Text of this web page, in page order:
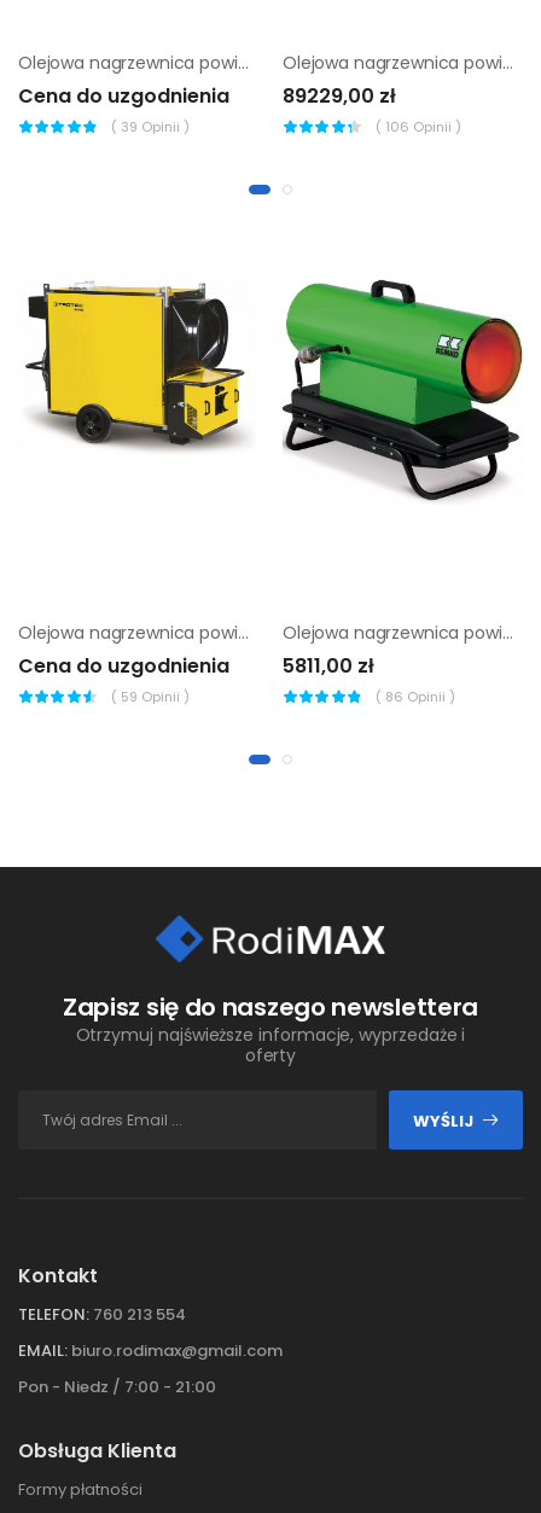
Olejowa nagrzewnica powietrza Trotec IDS 45
Cena do uzgodnienia
( 39 Opinii )
Olejowa nagrzewnica powietrza Remko HTL 250 EC |
89229,00 zł
( 106 Opinii )
Olejowa nagrzewnica powietrza Trotec IDS 900
Cena do uzgodnienia
( 59 Opinii )
Olejowa nagrzewnica powietrza Remko DZH 20-2
5811,00 zł
( 86 Opinii )
Zapisz się do naszego newslettera
Otrzymuj najświeższe informacje, wyprzedaże i
oferty
WYŚLIJ
Kontakt
TELEFON: 760 213 554
EMAIL: biuro.rodimax@gmail.com
Pon - Niedz / 7:00 - 21:00
Obsługa Klienta
Formy płatności